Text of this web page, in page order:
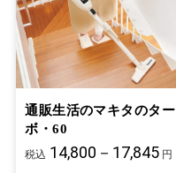
通販生活のマキタのター
ボ・60
税込 14,800－17,845 円